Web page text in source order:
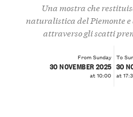
Una mostra che
naturalistica del Piemonte e
attraverso gli scatti
From Sunday
30 NOVEMBER 2025
at 10:00
To
30
at